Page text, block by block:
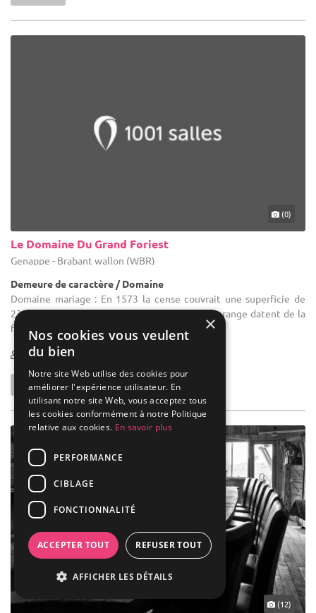
(0)
Le Domaine Du Grand Foriest
Genappe - Brabant wallon (WBR)
Demeure de caractère / Domaine
Domaine mariage : En 1573 la cense couvrait une superficie de
235 bonniers (190 ha.). Le corps de logis et la grange datent de la
fin du XIXe siècle.
80-450
(12)
×
Nos cookies vous veulent
du bien
Notre site Web utilise des cookies pour
améliorer l'expérience utilisateur. En
utilisant notre site Web, vous acceptez tous
les cookies conformément à notre Politique
relative aux cookies. En savoir plus
PERFORMANCE
CIBLAGE
FONCTIONNALITÉ
ACCEPTER TOUT REFUSER TOUT
AFFICHER LES DÉTAILS